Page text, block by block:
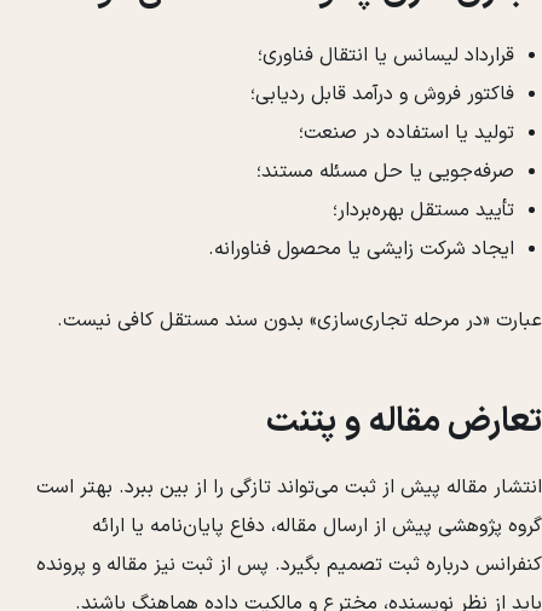
قرارداد لیسانس یا انتقال فناوری؛
فاکتور فروش و درآمد قابل ردیابی؛
تولید یا استفاده در صنعت؛
صرفه‌جویی یا حل مسئله مستند؛
تأیید مستقل بهره‌بردار؛
ایجاد شرکت زایشی یا محصول فناورانه.
عبارت «در مرحله تجاری‌سازی» بدون سند مستقل کافی نیست.
تعارض مقاله و پتنت
انتشار مقاله پیش از ثبت می‌تواند تازگی را از بین ببرد. بهتر است
گروه پژوهشی پیش از ارسال مقاله، دفاع پایان‌نامه یا ارائه
کنفرانس درباره ثبت تصمیم بگیرد. پس از ثبت نیز مقاله و پرونده
باید از نظر نویسنده، مخترع و مالکیت داده هماهنگ باشند.